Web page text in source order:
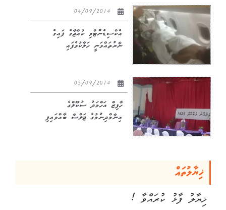
އެކްސިޑެންޓްވި ކުއްޖާގެ ފައިގެ
ނާރުތައްވަނީ ހަލާކުވެފައި
ހާފިޒް އަހްމަދު ސުކޫލްގެ
އިނާމްދިނުމުގެ ޖަލްސާ ބާއްވައިފި
ޚިޔާލުތައް
ޚިޔާލު ފާޅު ކުރައްވާ !